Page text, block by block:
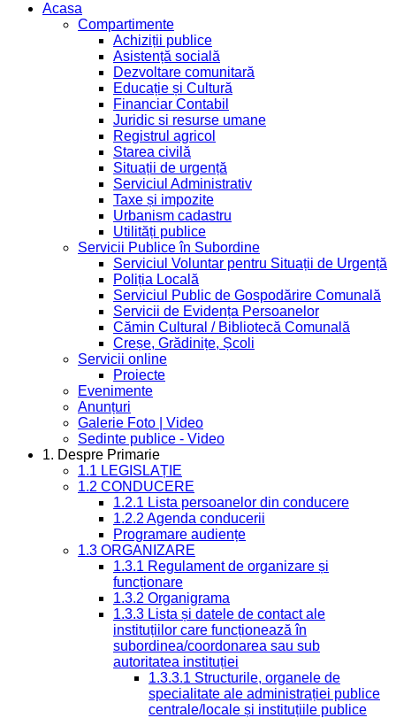
Acasa
Compartimente
Achiziții publice
Asistență socială
Dezvoltare comunitară
Educație și Cultură
Financiar Contabil
Juridic si resurse umane
Registrul agricol
Starea civilă
Situații de urgență
Serviciul Administrativ
Taxe și impozite
Urbanism cadastru
Utilități publice
Servicii Publice în Subordine
Serviciul Voluntar pentru Situații de Urgență
Poliția Locală
Serviciul Public de Gospodărire Comunală
Servicii de Evidența Persoanelor
Cămin Cultural / Bibliotecă Comunală
Creșe, Grădinițe, Școli
Servicii online
Proiecte
Evenimente
Anunțuri
Galerie Foto | Video
Sedinte publice - Video
1. Despre Primarie
1.1 LEGISLAȚIE
1.2 CONDUCERE
1.2.1 Lista persoanelor din conducere
1.2.2 Agenda conducerii
Programare audiențe
1.3 ORGANIZARE
1.3.1 Regulament de organizare și
funcționare
1.3.2 Organigrama
1.3.3 Lista și datele de contact ale
instituțiilor care funcționează în
subordinea/coordonarea sau sub
autoritatea instituției
1.3.3.1 Structurile, organele de
specialitate ale administrației publice
centrale/locale și instituțiile publice